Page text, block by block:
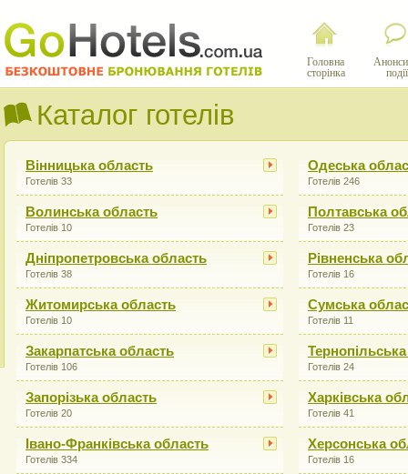
Головна
сторінка
події
Каталог готелів
Вінницька область
Готелів 33
Волинська область
Готелів 10
Дніпропетровська область
Готелів 38
Житомирська область
Готелів 10
Закарпатська область
Готелів 106
Запорізька область
Готелів 20
Івано-Франківська область
Готелів 334
Одеська
Готелів 246
Полтавська
Готелів 23
Рівненська
Готелів 16
Сумська
Готелів 11
Готелів 24
Харківська
Готелів 41
Херсонська
Готелів 16